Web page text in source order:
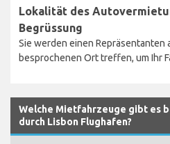
Lokalität des
Begrüssung
Sie werden einen Repräsentanten
besprochenen Ort treffen, um Ihr
Welche Mietfahrzeuge gibt es
durch Lisbon Flughafen?